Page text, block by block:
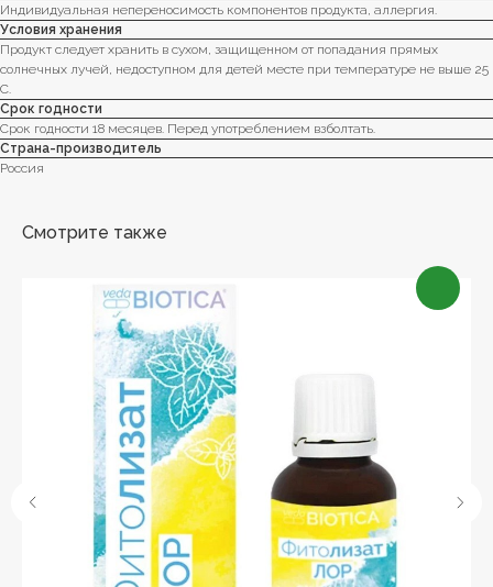
Индивидуальная непереносимость компонентов продукта, аллергия.
Условия хранения
Продукт следует хранить в сухом, защищенном от попадания прямых
солнечных лучей, недоступном для детей месте при температуре не выше 25
С.
Срок годности
Срок годности 18 месяцев. Перед употреблением взболтать.
Страна-производитель
Россия
Смотрите также